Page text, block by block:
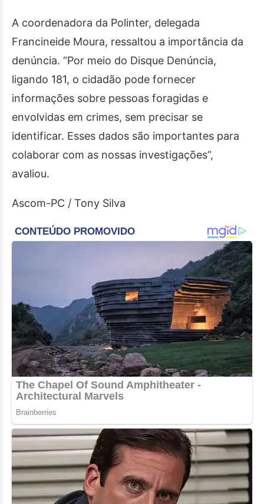
A coordenadora da Polinter, delegada
Francineide Moura, ressaltou a importância da
denúncia. “Por meio do Disque Denúncia,
ligando 181, o cidadão pode fornecer
informações sobre pessoas foragidas e
envolvidas em crimes, sem precisar se
identificar. Esses dados são importantes para
colaborar com as nossas investigações”,
avaliou.
Ascom-PC / Tony Silva